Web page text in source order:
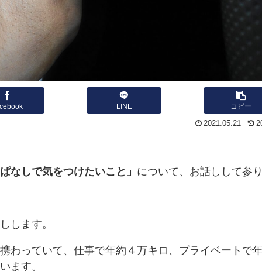
LINE コピー
2021.05.21
なしで気をつけたいこと」 について、お話しして参り
します。
わっていて、仕事で年約４万キロ、プライベートで
ます。